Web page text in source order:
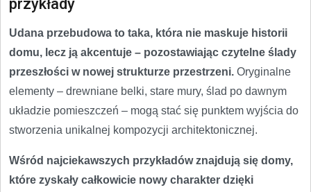
przykłady
Udana przebudowa to taka, która nie maskuje historii
domu, lecz ją akcentuje – pozostawiając czytelne ślady
przeszłości w nowej strukturze przestrzeni. Oryginalne
elementy – drewniane belki, stare mury, ślad po dawnym
układzie pomieszczeń – mogą stać się punktem wyjścia do
stworzenia unikalnej kompozycji architektonicznej.
Wśród najciekawszych przykładów znajdują się domy,
które zyskały całkowicie nowy charakter dzięki